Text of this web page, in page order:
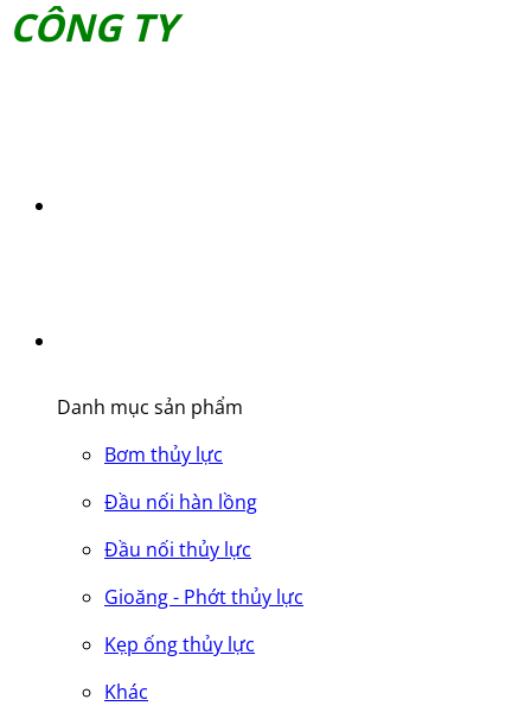
CÔNG TY
Danh mục sản phẩm
Bơm thủy lực
Đầu nối hàn lồng
Đầu nối thủy lực
Gioăng - Phớt thủy lực
Kẹp ống thủy lực
Khác